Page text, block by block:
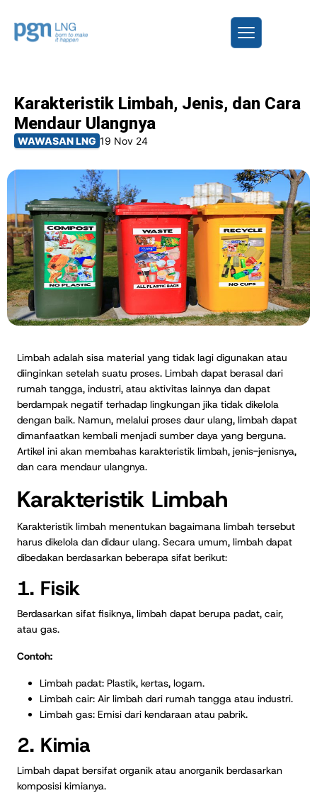
Karakteristik Limbah, Jenis, dan Cara
Mendaur Ulangnya
WAWASAN LNG 19 Nov 24
Limbah adalah sisa material yang tidak lagi digunakan atau
diinginkan setelah suatu proses. Limbah dapat berasal dari
rumah tangga, industri, atau aktivitas lainnya dan dapat
berdampak negatif terhadap lingkungan jika tidak dikelola
dengan baik. Namun, melalui proses daur ulang, limbah dapat
dimanfaatkan kembali menjadi sumber daya yang berguna.
Artikel ini akan membahas karakteristik limbah, jenis-jenisnya,
dan cara mendaur ulangnya.
Karakteristik Limbah
Karakteristik limbah menentukan bagaimana limbah tersebut
harus dikelola dan didaur ulang. Secara umum, limbah dapat
dibedakan berdasarkan beberapa sifat berikut:
1. Fisik
Berdasarkan sifat fisiknya, limbah dapat berupa padat, cair,
atau gas.
Contoh:
Limbah padat: Plastik, kertas, logam.
Limbah cair: Air limbah dari rumah tangga atau industri.
Limbah gas: Emisi dari kendaraan atau pabrik.
2. Kimia
Limbah dapat bersifat organik atau anorganik berdasarkan
komposisi kimianya.